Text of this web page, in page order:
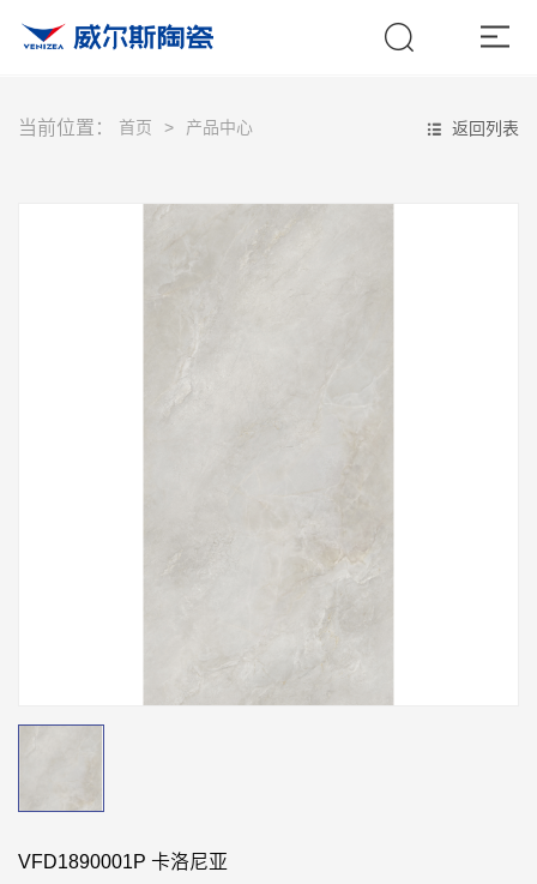
当前位置： 首页 产品中心 返回列表
VFD1890001P 卡洛尼亚